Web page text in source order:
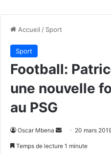
Accueil / Sport
Sport
Football:
une nouvelle
au PSG
Oscar Mbena
Envoyer20 mars
Temps de lecture 1 minute